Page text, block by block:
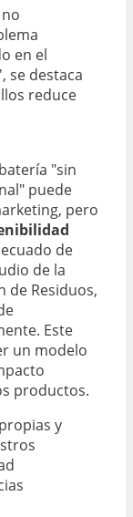
en el
se destaca
reduce
"sin
puede
pero
de
de la
de Residuos,
Este
un modelo
productos.
y